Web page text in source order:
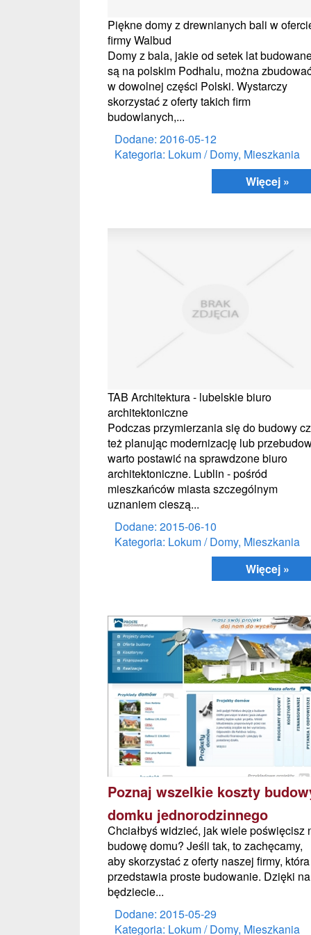
Piękne domy z drewnianych bali w
firmy Walbud
Domy z bala, jakie od setek lat
są na polskim Podhalu, można
w dowolnej części Polski. Wystarczy
skorzystać z oferty takich firm
budowlanych,...
Dodane: 2016-05-12
Kategoria: Lokum / Domy, Mieszkania
Więcej »
TAB Architektura - lubelskie biuro
architektoniczne
Podczas przymierzania się do budowy
też planując modernizację lub
warto postawić na sprawdzone biuro
architektoniczne. Lublin - pośród
mieszkańców miasta szczególnym
uznaniem cieszą...
Dodane: 2015-06-10
Kategoria: Lokum / Domy, Mieszkania
Więcej »
Poznaj wszelkie koszty
domku jednorodzinnego
Chciałbyś widzieć, jak wiele poświęcisz
budowę domu? Jeśli tak, to zachęcamy,
aby skorzystać z oferty naszej firmy, która
przedstawia proste budowanie. Dzięki
będziecie...
Dodane: 2015-05-29
Kategoria: Lokum / Domy, Mieszkania